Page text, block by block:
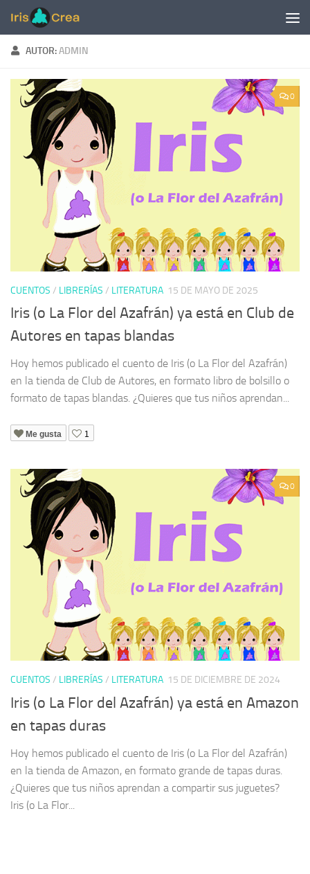
Saltar al contenido
AUTOR:ADMIN
0
CUENTOS / LIBRERÍAS / LITERATURA 15 DE MAYO DE 2025
Iris (o La Flor del Azafrán) ya está en Club de
Autores en tapas blandas
Hoy hemos publicado el cuento de Iris (o La Flor del Azafrán)
en la tienda de Club de Autores, en formato libro de bolsillo o
formato de tapas blandas. ¿Quieres que tus niños aprendan...
Me gusta 1
0
CUENTOS / LIBRERÍAS / LITERATURA 15 DE DICIEMBRE DE 2024
Iris (o La Flor del Azafrán) ya está en Amazon
en tapas duras
Hoy hemos publicado el cuento de Iris (o La Flor del Azafrán)
en la tienda de Amazon, en formato grande de tapas duras.
¿Quieres que tus niños aprendan a compartir sus juguetes?
Iris (o La Flor...